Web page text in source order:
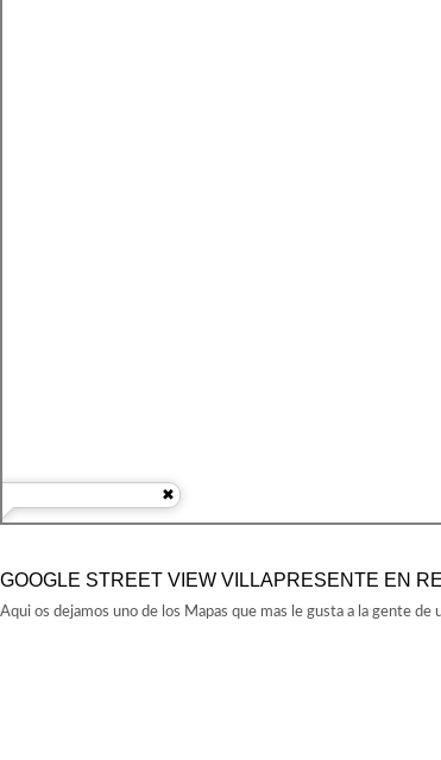
GOOGLE STREET VIEW VILLAPRESENTE EN
Aqui os dejamos uno de los Mapas que mas le gusta a la gente